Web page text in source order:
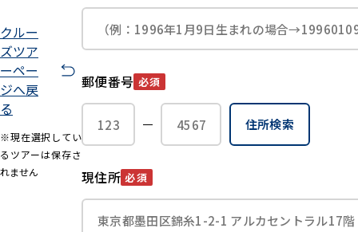
クルー
ズツア
ーペー
ジへ戻
る
※現在選択してい
るツアーは保存さ
れません
郵便番号 必須
住所検索
現住所 必須